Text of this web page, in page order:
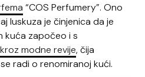
“COS Perfumery”. Ono
luskuza je činjenica da je
kuća započeo i s
modne revije, čija
radi o renomiranoj kući.